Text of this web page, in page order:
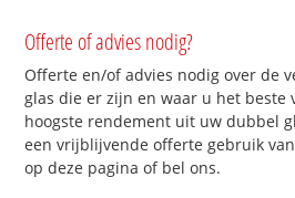
Offerte of advies nodig?
Offerte en/of advies nodig over de
glas die er zijn en waar u het beste
hoogste rendement uit uw dubbel
een vrijblijvende offerte gebruik
op deze pagina of bel ons.